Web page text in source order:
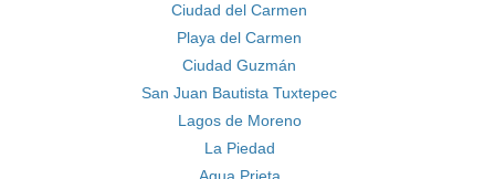
Ciudad del Carmen
Playa del Carmen
Ciudad Guzmán
San Juan Bautista Tuxtepec
Lagos de Moreno
La Piedad